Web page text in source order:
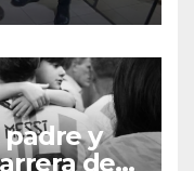
padre y
de